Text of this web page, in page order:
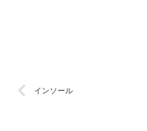
インソール